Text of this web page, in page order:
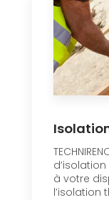
à votre
l’isolation